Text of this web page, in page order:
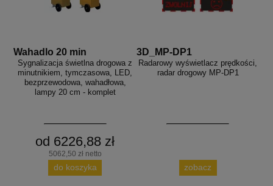
Wahadlo 20 min
Sygnalizacja świetlna drogowa z
minutnikiem, tymczasowa, LED,
bezprzewodowa, wahadłowa,
lampy 20 cm - komplet
od 6226,88 zł
5062,50 zł netto
do koszyka
3D_MP-DP1
Radarowy wyświetlacz prędkości,
radar drogowy MP-DP1
zobacz